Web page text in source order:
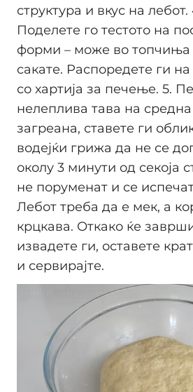
структура и вкус на
Поделете го тестото на
форми – може во топчиња
сакате. Распоредете ги
со хартија за печење. 5.
нелеплива тава на средна
загреана, ставете ги
водејќи грижа да не се
околу 3 минути од секоја
не поруменат и се
Лебот треба да е мек, а
крцкава. Откако ќе
извадете ги, оставете
и сервирајте.